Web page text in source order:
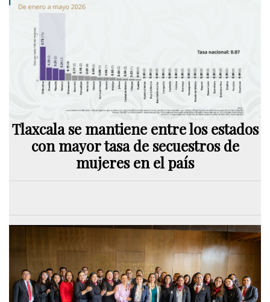
Tlaxcala se mantiene entre los estados
con mayor tasa de secuestros de
mujeres en el país